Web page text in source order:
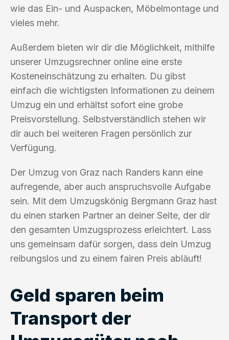
wie das Ein- und Auspacken, Möbelmontage und
vieles mehr.
Außerdem bieten wir dir die Möglichkeit, mithilfe
unserer Umzugsrechner online eine erste
Kosteneinschätzung zu erhalten. Du gibst
einfach die wichtigsten Informationen zu deinem
Umzug ein und erhältst sofort eine grobe
Preisvorstellung. Selbstverständlich stehen wir
dir auch bei weiteren Fragen persönlich zur
Verfügung.
Der Umzug von Graz nach Randers kann eine
aufregende, aber auch anspruchsvolle Aufgabe
sein. Mit dem Umzugskönig Bergmann Graz hast
du einen starken Partner an deiner Seite, der dir
den gesamten Umzugsprozess erleichtert. Lass
uns gemeinsam dafür sorgen, dass dein Umzug
reibungslos und zu einem fairen Preis abläuft!
Geld sparen beim
Transport der